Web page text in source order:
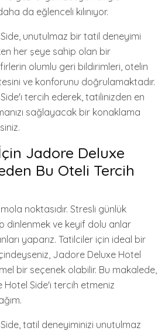
da eğlenceli kılınıyor.
unutulmaz bir tatil deneyimi
her şeye sahip olan bir
olumlu geri bildirimleri, otelin
ve konforunu doğrulamaktadır.
tercih ederek, tatilinizden en
sağlayacak bir konaklama
Jadore Deluxe
Bu Oteli Tercih
noktasıdır. Stresli günlük
dinlenmek ve keyif dolu anlar
yaparız. Tatilciler için ideal bir
Jadore Deluxe Hotel
bir seçenek olabilir. Bu makalede,
Side'ı tercih etmeniz
tatil deneyiminizi unutulmaz